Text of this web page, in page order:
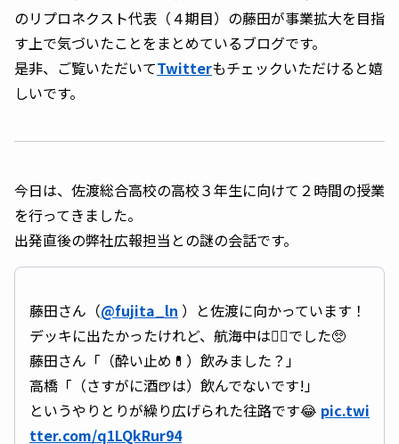
のリプロネクスト代表（４期目）の藤田が事業拡大を目指
す上で気づいたことをまとめているブログです。
是非、ご覧いただいてTwitterもチェックいただけると嬉
しいです。
今日は、佐渡総合高校の高校３年生に向けて２時間の授業
を行ってきました。
出発直後の弊社広報担当との謎の会話です。
藤田さん（@fujita_ln ）と佐渡に向かっています！
デッキに出たかったけれど、航海中は🙅‍♀️でした🥺
藤田さん「（酔い止め💊）飲みました？」
高橋「（さすがに酒🍺は）飲んでないです!」
というやりとりが繰り広げられた往路です😂 pic.twi
tter.com/q1LQkRur94